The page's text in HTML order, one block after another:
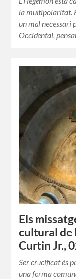
la multipolaritat.
un mal necessari
Occidental,
Els
cultural de
Curtin Jr.,
Ser crucificat és
una forma